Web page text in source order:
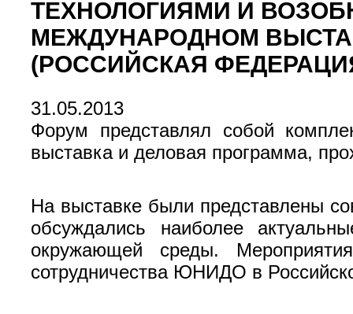
ТЕХНОЛОГИЯМИ И
МЕЖДУНАРОДНОМ
(РОССИЙСКАЯ
31.05.2013
Форум представлял собой
выставка и деловая программа,
На выставке были представлены
обсуждались наиболее
окружающей среды.
сотрудничества ЮНИДО в